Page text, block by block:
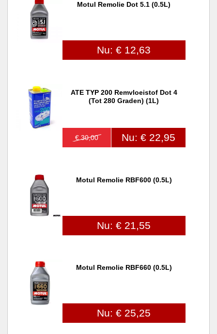
Motul Remolie Dot 5.1 (0.5L)
Nu: € 12,63
ATE TYP 200 Remvloeistof Dot 4
(tot 280 Graden) (1L)
€ 30,00 Nu: € 22,95
Motul Remolie RBF600 (0.5L)
Nu: € 21,55
Motul Remolie RBF660 (0.5L)
Nu: € 25,25